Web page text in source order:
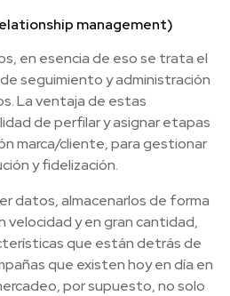
management)
en esencia de eso se trata el
seguimiento y administración
La ventaja de estas
de perfilar y asignar etapas
marca/cliente, para gestionar
y fidelización.
datos, almacenarlos de forma
velocidad y en gran cantidad,
que están detrás de
que existen hoy en día en
por supuesto, no solo